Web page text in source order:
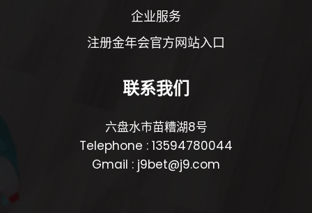
企业服务
注册金年会官方网站入口
联系我们
六盘水市苗糟湖8号
Telephone : 13594780044
Gmail : j9bet@j9.com